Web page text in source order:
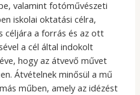
valamint fotóművészeti
iskolai oktatási célra,
céljára a forrás és az ott
a cél által indokolt
hogy az átvevő művet
Átvételnek minősül a mű
műben, amely az idézést